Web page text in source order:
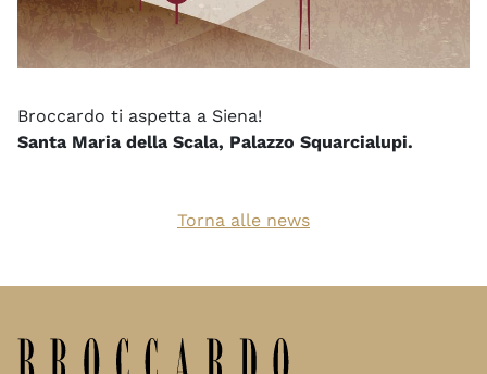
Broccardo ti aspetta a Siena!
Santa Maria della Scala, Palazzo Squarcialupi.
Torna alle news